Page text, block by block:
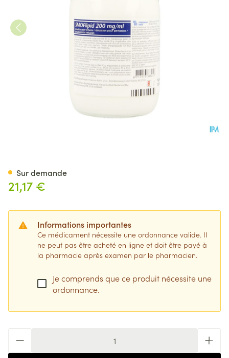
21,17 €
Informations importantes
Ce médicament nécessite une ordonnance valide. Il
ne peut pas être acheté en ligne et doit être payé à
la pharmacie après examen par le pharmacien.
Je comprends que ce produit nécessite une
ordonnance.
Sur demande